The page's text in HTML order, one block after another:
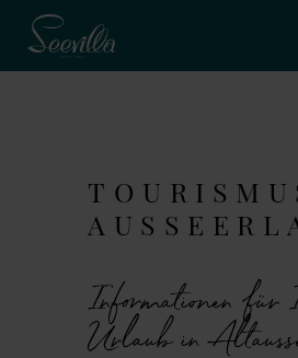
Informationen für
Urlaub in